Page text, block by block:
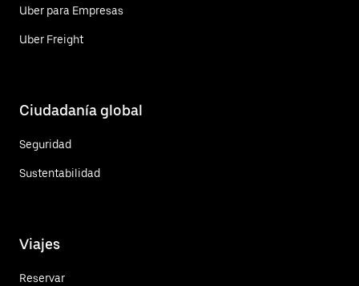
Uber para Empresas
Uber Freight
Ciudadanía global
Seguridad
Sustentabilidad
Viajes
Reservar